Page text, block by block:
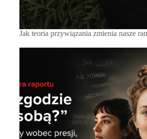
Jak teoria przywiązania zmienia nasze